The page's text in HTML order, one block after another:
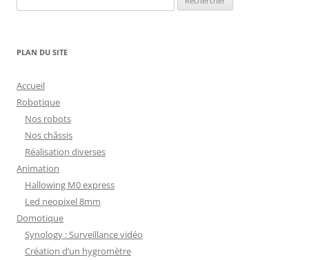
PLAN DU SITE
Accueil
Robotique
Nos robots
Nos châssis
Réalisation diverses
Animation
Hallowing M0 express
Led neopixel 8mm
Domotique
Synology : Surveillance vidéo
Création d’un hygromètre